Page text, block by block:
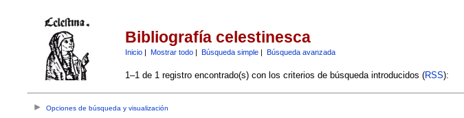
Bibliografía celestinesca
Inicio| Mostrar todo| Búsqueda simple| Búsqueda avanzada
1–1 de 1 registro encontrado(s) con los criterios de búsqueda introducidos (RSS):
Opciones de búsqueda y visualización